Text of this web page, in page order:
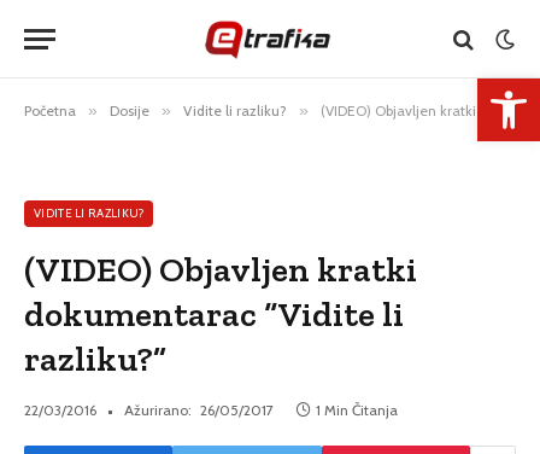
Početna » Dosije » Vidite li razliku? » (VIDEO) Objavljen kratki dokumentarac “Vidite li razliku?”
VIDITE LI RAZLIKU?
(VIDEO) Objavljen kratki
dokumentarac “Vidite li
razliku?”
22/03/2016 Ažurirano: 26/05/2017 1 Min Čitanja